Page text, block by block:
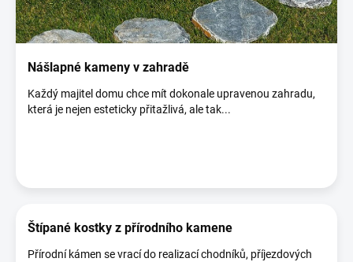
s
č
l
Nášlapné kameny v zahradě
Každý majitel domu chce mít dokonale upravenou zahradu,
která je nejen esteticky přitažlivá, ale tak...
Štípané kostky z přírodního kamene
Přírodní kámen se vrací do realizací chodníků, příjezdových